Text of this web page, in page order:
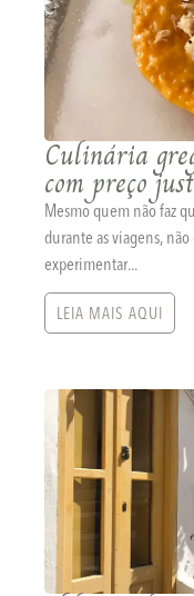
Culinária
com preço
Mesmo quem não faz
durante as viagens,
experimentar...
LEIA MAIS AQUI